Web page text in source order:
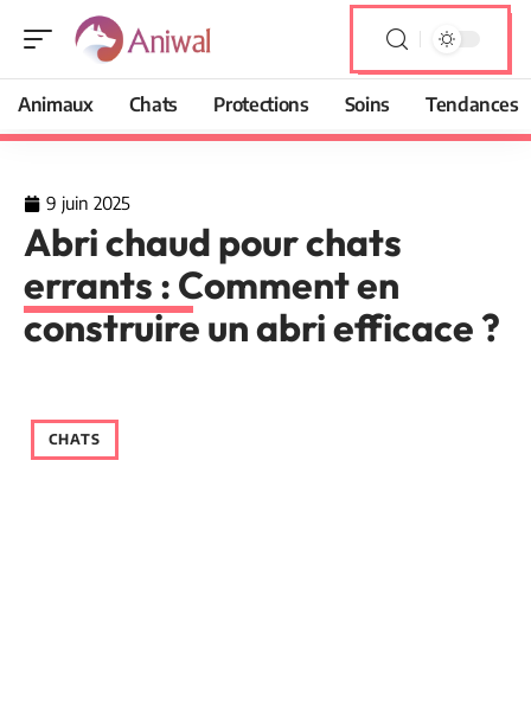
Animaux Chats Protections Soins Tendances
9 juin 2025
Abri chaud pour chats
errants : Comment en
construire un abri efficace ?
CHATS